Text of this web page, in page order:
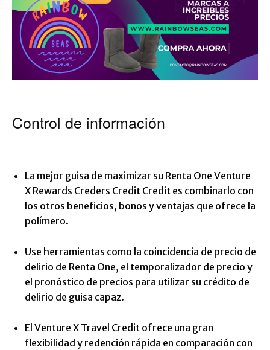
Control de información
La mejor guisa de maximizar su Renta One Venture
X Rewards Creders Credit Credit es combinarlo con
los otros beneficios, bonos y ventajas que ofrece la
polímero.
Use herramientas como la coincidencia de precio de
delirio de Renta One, el temporalizador de precio y
el pronóstico de precios para utilizar su crédito de
delirio de guisa capaz.
El Venture X Travel Credit ofrece una gran
flexibilidad y redención rápida en comparación con